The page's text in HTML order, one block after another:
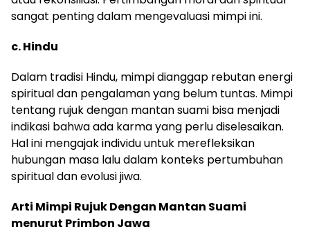
sangat penting dalam mengevaluasi mimpi ini.
c. Hindu
Dalam tradisi Hindu, mimpi dianggap rebutan energi
spiritual dan pengalaman yang belum tuntas. Mimpi
tentang rujuk dengan mantan suami bisa menjadi
indikasi bahwa ada karma yang perlu diselesaikan.
Hal ini mengajak individu untuk merefleksikan
hubungan masa lalu dalam konteks pertumbuhan
spiritual dan evolusi jiwa.
Arti Mimpi Rujuk Dengan Mantan Suami
menurut Primbon Jawa